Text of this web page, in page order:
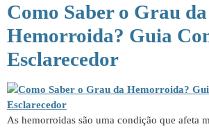
Como Saber o Grau da
Hemorroida? Guia
Esclarecedor
As hemorroidas são uma condição que afeta